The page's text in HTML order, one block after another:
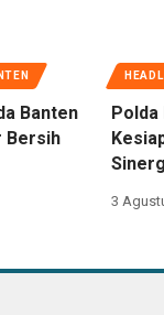
Banten
Bersih
Polda
3